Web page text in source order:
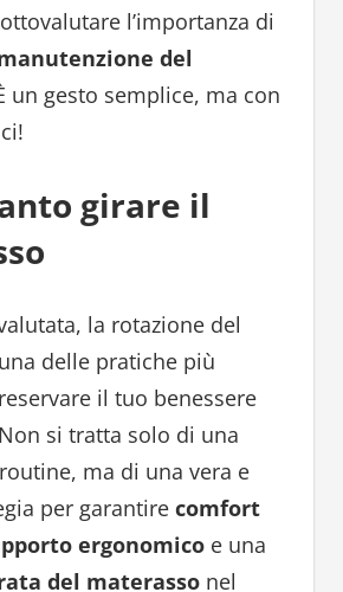
l’importanza di
del
un gesto semplice, ma con
girare il
la rotazione del
delle pratiche più
il tuo benessere
si tratta solo di una
ma di una vera e
per garantire comfort
ergonomicoe una
del materassonel